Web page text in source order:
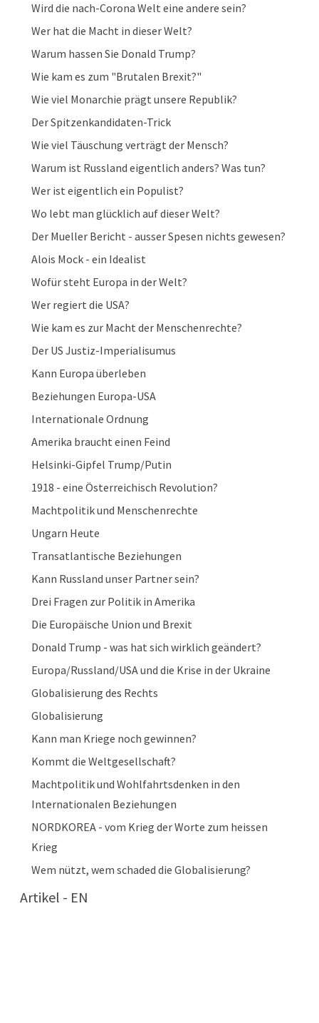
Wird die nach-Corona Welt eine andere sein?
Wer hat die Macht in dieser Welt?
Warum hassen Sie Donald Trump?
Wie kam es zum "Brutalen Brexit?"
Wie viel Monarchie prägt unsere Republik?
Der Spitzenkandidaten-Trick
Wie viel Täuschung verträgt der Mensch?
Warum ist Russland eigentlich anders? Was tun?
Wer ist eigentlich ein Populist?
Wo lebt man glücklich auf dieser Welt?
Der Mueller Bericht - ausser Spesen nichts gewesen?
Alois Mock - ein Idealist
Wofür steht Europa in der Welt?
Wer regiert die USA?
Wie kam es zur Macht der Menschenrechte?
Der US Justiz-Imperialisumus
Kann Europa überleben
Beziehungen Europa-USA
Internationale Ordnung
Amerika braucht einen Feind
Helsinki-Gipfel Trump/Putin
1918 - eine Österreichisch Revolution?
Machtpolitik und Menschenrechte
Ungarn Heute
Transatlantische Beziehungen
Kann Russland unser Partner sein?
Drei Fragen zur Politik in Amerika
Die Europäische Union und Brexit
Donald Trump - was hat sich wirklich geändert?
Europa/Russland/USA und die Krise in der Ukraine
Globalisierung des Rechts
Globalisierung
Kann man Kriege noch gewinnen?
Kommt die Weltgesellschaft?
Machtpolitik und Wohlfahrtsdenken in den
Internationalen Beziehungen
NORDKOREA - vom Krieg der Worte zum heissen
Krieg
Wem nützt, wem schaded die Globalisierung?
Artikel - EN